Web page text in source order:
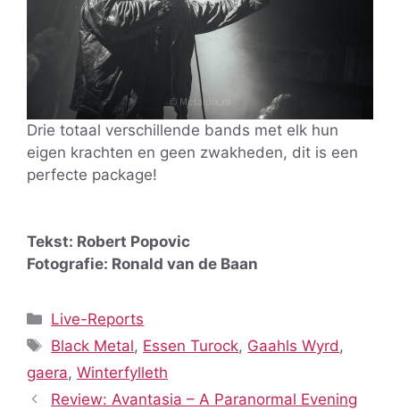
Drie totaal verschillende bands met elk hun
eigen krachten en geen zwakheden, dit is een
perfecte package!
Tekst: Robert Popovic
Fotografie: Ronald van de Baan
Categorieën
Live-Reports
Tags
Black Metal, Essen Turock, Gaahls Wyrd,
gaera, Winterfylleth
Review: Avantasia – A Paranormal Evening